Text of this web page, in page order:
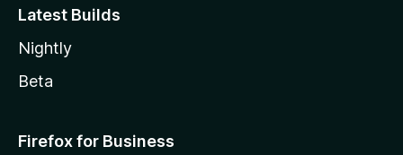
Latest Builds
Nightly
Beta
Firefox for Business